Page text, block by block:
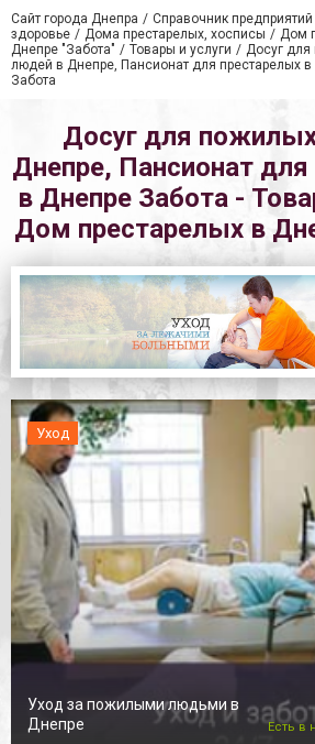
Сайт города Днепра Справочник предприятий
здоровье
Дома престарелых, хосписы
Дом
Днепре "Забота"
Товары и услуги
Досуг
людей в Днепре, Пансионат для престарелых
Забота
Досуг для
Днепре, Пансионат
в Днепре Забота -
Дом престарелых в
Уход
Уход за пожилыми людьми в
Днепре
Есть в